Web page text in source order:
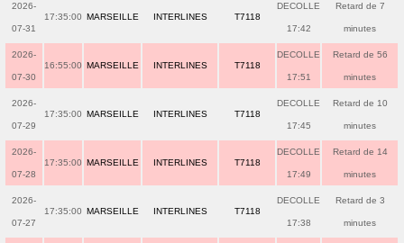
2026-
07-31
17:35:00 MARSEILLE INTERLINES T7118
DECOLLE
17:42
Retard de 7
minutes
2026-
07-30
16:55:00 MARSEILLE INTERLINES T7118
DECOLLE
17:51
Retard de 56
minutes
2026-
07-29
17:35:00 MARSEILLE INTERLINES T7118
DECOLLE
17:45
Retard de 10
minutes
2026-
07-28
17:35:00 MARSEILLE INTERLINES T7118
DECOLLE
17:49
Retard de 14
minutes
2026-
07-27
17:35:00 MARSEILLE INTERLINES T7118
DECOLLE
17:38
Retard de 3
minutes